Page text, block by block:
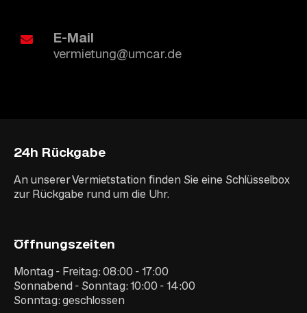
E-Mail
vermietung@umcar.de
24h Rückgabe
An unserer Vermietstation finden Sie eine Schlüsselbox
zur Rückgabe rund um die Uhr.
Öffnungszeiten
Montag - Freitag: 08:00 - 17:00
Sonnabend - Sonntag: 10:00 - 14:00
Sonntag: geschlossen